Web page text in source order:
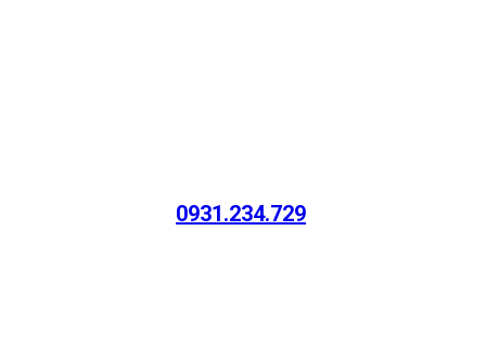
0931.234.729